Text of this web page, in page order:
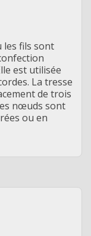
les fils sont
est utilisée
La tresse
de trois
nœuds sont
ou en